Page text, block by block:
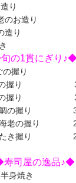
のお造り
老のお造り
鯛の造り
たたき
の1貫にぎり
ごの握り
らの握り
鯛の握り
鯛の握り
海老の握り
たき握り
司屋の逸品♪◆
ろ半身焼き